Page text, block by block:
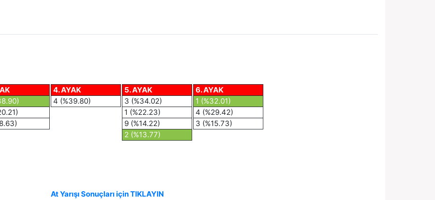
4. AYAK
4 (%39.80)
5. AYAK
3 (%34.02)
1 (%22.23)
9 (%14.22)
2 (%13.77)
6. AYAK
1 (%32.01)
4 (%29.42)
3 (%15.73)
At Yarışı Sonuçları için TIKLAYIN